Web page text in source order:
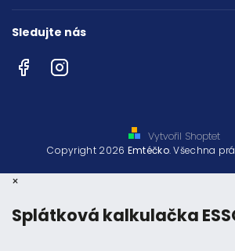
Sledujte nás
FacebookInstagram
Vytvořil Shoptet
Copyright 2026 Emtéčko. Všechna
×
Splátková kalkulačka